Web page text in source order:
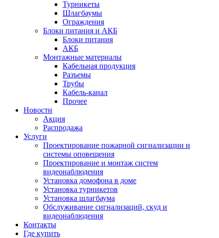
Турникеты
Шлагбаумы
Ограждения
Блоки питания и АКБ
Блоки питания
АКБ
Монтажные материалы
Кабельная продукция
Разъемы
Трубы
Кабель-канал
Прочее
Новости
Акция
Распродажа
Услуги
Проектирование пожарной сигнализации и
системы оповещения
Проектирование и монтаж систем
видеонаблюдения
Установка домофона в доме
Установка турникетов
Установка шлагбаума
Обслуживание сигнализаций, скуд и
видеонаблюдения
Контакты
Где купить